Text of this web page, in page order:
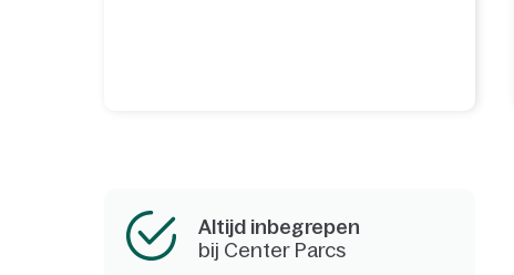
Altijd inbegrepen
bij Center Parcs